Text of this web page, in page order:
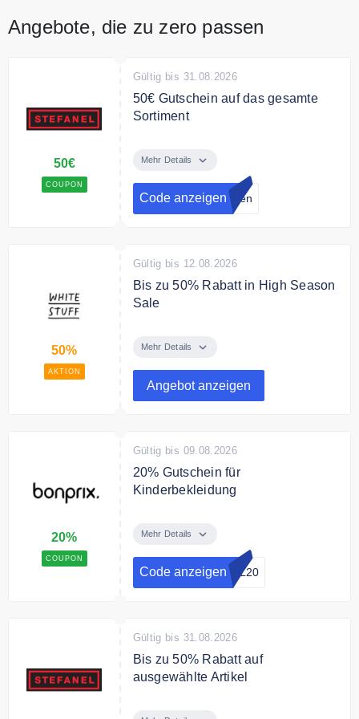
Angebote, die zu zero passen
50€
COUPON
Gültig bis 31.08.2026
50€ Gutschein auf das gesamte
Sortiment
Sortiment pro 500€ Einkauf.
Melden Sie sich jetzt zum Stefanel
Treueprogramm an.
Mehr Details
Code anzeigen lden
50%
AKTION
Gültig bis 12.08.2026
Bis zu 50% Rabatt in High Season
Sale
Kategorie
Mehr Details
Angebot anzeigen
20%
COUPON
Gültig bis 09.08.2026
20% Gutschein für
Kinderbekleidung
Kinderbekleidung mit dem Code
sichern & gratis Versand.
Mehr Details
Code anzeigen OL20
Gültig bis 31.08.2026
Bis zu 50% Rabatt auf
ausgewählte Artikel